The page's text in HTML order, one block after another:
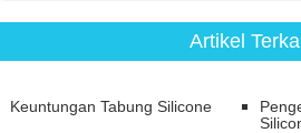
Artikel
Keuntungan Tabung Silicone